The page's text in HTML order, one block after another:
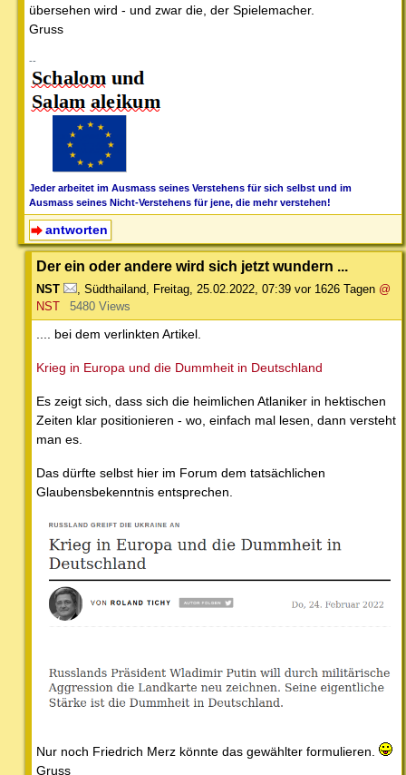
übersehen wird - und zwar die, der Spielemacher.
Gruss
--
Jeder arbeitet im Ausmass seines Verstehens für sich selbst und im
Ausmass seines Nicht-Verstehens für jene, die mehr verstehen!
antworten
Der ein oder andere wird sich jetzt wundern ...
NST Südthailand Freitag, 25.02.2022, 07:39 vor 1626 Tagen @
NST
5480 Views
.... bei dem verlinkten Artikel.
Krieg in Europa und die Dummheit in Deutschland
Es zeigt sich, dass sich die heimlichen Atlaniker in hektischen
Zeiten klar positionieren - wo, einfach mal lesen, dann versteht
man es.
Das dürfte selbst hier im Forum dem tatsächlichen
Glaubensbekenntnis entsprechen.
Nur noch Friedrich Merz könnte das gewählter formulieren.
Gruss